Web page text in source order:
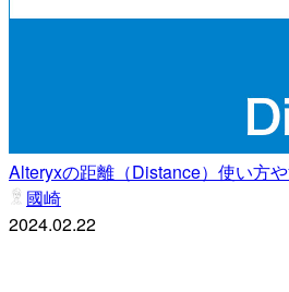
Alteryxの距離（Distance）使い方
國崎
2024.02.22